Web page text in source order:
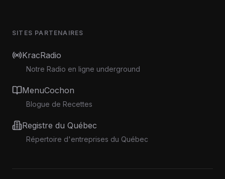
SITES PARTENAIRES
KracRadio
Notre Radio en ligne underground
MenuCochon
Blogue de Recettes
Registre du Québec
Répertoire d'entreprises du Québec